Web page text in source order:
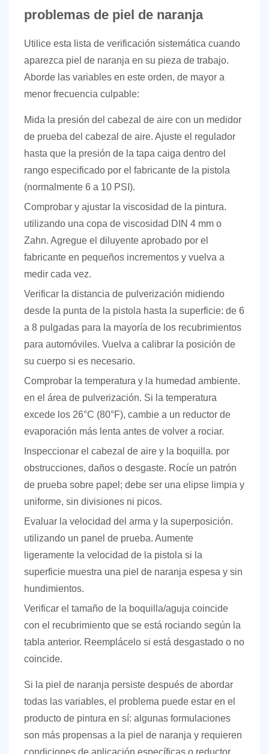
problemas de piel de naranja
Utilice esta lista de verificación sistemática cuando
aparezca piel de naranja en su pieza de trabajo.
Aborde las variables en este orden, de mayor a
menor frecuencia culpable:
Mida la presión del cabezal de aire con un medidor
de prueba del cabezal de aire. Ajuste el regulador
hasta que la presión de la tapa caiga dentro del
rango especificado por el fabricante de la pistola
(normalmente 6 a 10 PSI).
Comprobar y ajustar la viscosidad de la pintura.
utilizando una copa de viscosidad DIN 4 mm o
Zahn. Agregue el diluyente aprobado por el
fabricante en pequeños incrementos y vuelva a
medir cada vez.
Verificar la distancia de pulverización midiendo
desde la punta de la pistola hasta la superficie: de 6
a 8 pulgadas para la mayoría de los recubrimientos
para automóviles. Vuelva a calibrar la posición de
su cuerpo si es necesario.
Comprobar la temperatura y la humedad ambiente.
en el área de pulverización. Si la temperatura
excede los 26°C (80°F), cambie a un reductor de
evaporación más lenta antes de volver a rociar.
Inspeccionar el cabezal de aire y la boquilla. por
obstrucciones, daños o desgaste. Rocíe un patrón
de prueba sobre papel; debe ser una elipse limpia y
uniforme, sin divisiones ni picos.
Evaluar la velocidad del arma y la superposición.
utilizando un panel de prueba. Aumente
ligeramente la velocidad de la pistola si la
superficie muestra una piel de naranja espesa y sin
hundimientos.
Verificar el tamaño de la boquilla/aguja coincide
con el recubrimiento que se está rociando según la
tabla anterior. Reemplácelo si está desgastado o no
coincide.
Si la piel de naranja persiste después de abordar
todas las variables, el problema puede estar en el
producto de pintura en sí: algunas formulaciones
son más propensas a la piel de naranja y requieren